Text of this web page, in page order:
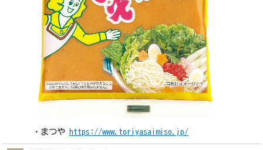
まつや https://www.toriyasaimiso.jp/